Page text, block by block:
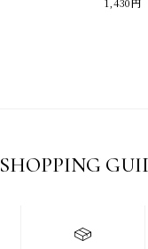
1,430円
SHOPPING